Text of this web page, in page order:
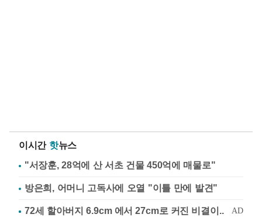
이시간 핫뉴스
"서장훈, 28억에 산 서초 건물 450억에 매물로"
방은희, 어머니 고독사에 오열 "이틀 만에 발견"